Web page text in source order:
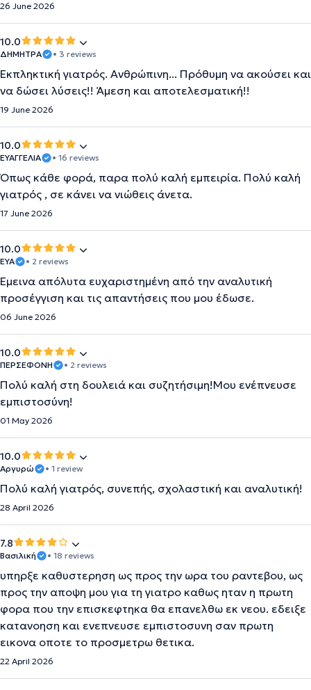
26 June 2026
10.0
ΔΗΜΗΤΡΑ • 3 reviews
Εκπληκτική γιατρός. Ανθρώπινη... Πρόθυμη να ακούσει και
να δώσει λύσεις!! Άμεση και αποτελεσματική!!
19 June 2026
10.0
ΕΥΑΓΓΕΛΙΑ • 16 reviews
Όπως κάθε φορά, παρα πολύ καλή εμπειρία. Πολύ καλή
γιατρός , σε κάνει να νιώθεις άνετα.
17 June 2026
10.0
ΕΥΑ • 2 reviews
Έμεινα απόλυτα ευχαριστημένη από την αναλυτική
προσέγγιση και τις απαντήσεις που μου έδωσε.
06 June 2026
10.0
ΠΕΡΣΕΦΟΝΗ • 2 reviews
Πολύ καλή στη δουλειά και συζητήσιμη!Μου ενέπνευσε
εμπιστοσύνη!
01 May 2026
10.0
Αργυρώ • 1 review
Πολύ καλή γιατρός, συνεπής, σχολαστική και αναλυτική!
28 April 2026
7.8
Βασιλική • 18 reviews
υπηρξε καθυστερηση ως προς την ωρα του ραντεβου, ως
προς την αποψη μου για τη γιατρο καθως ηταν η πρωτη
φορα που την επισκεφτηκα θα επανελθω εκ νεου. εδειξε
κατανοηση και ενεπνευσε εμπιστοσυνη σαν πρωτη
εικονα οποτε το προσμετρω θετικα.
22 April 2026